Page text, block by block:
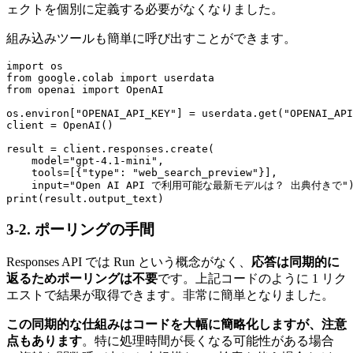
ェクトを個別に定義する必要がなくなりました。
組み込みツールも簡単に呼び出すことができます。
import os
from google.colab import userdata
from openai import OpenAI
os.environ["OPENAI_API_KEY"] =
client = OpenAI()
result = client.responses.create(
    model="gpt-4.1-mini",
    tools=[{"type": "web_search_preview"}],
input="Open AI API で利用可能な最新モデルは？ 出典付きで
print(result.output_text)
3-2. ポーリングの手間
Responses API では Run という概念がなく、 応答は同期的に
返るためポーリングは不要です。上記コードのように 1 リク
エストで結果が取得できます。非常に簡単となりました。
この同期的な仕組みはコードを大幅に簡略化しますが、注意
点もあります。特に処理時間が長くなる可能性がある場合